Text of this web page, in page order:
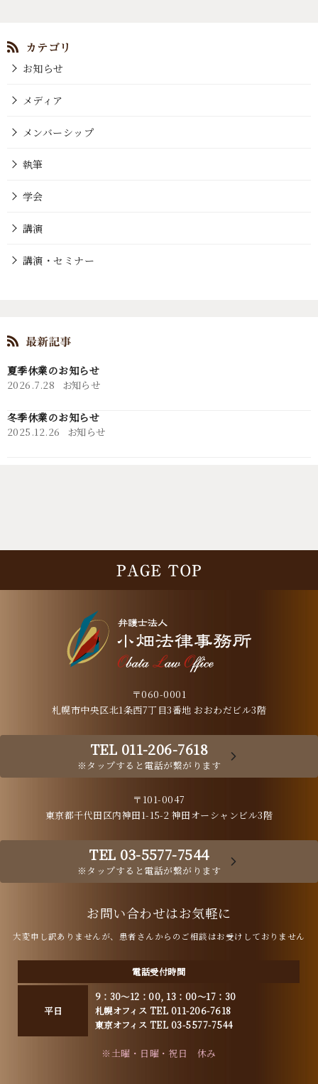
お知らせ
メディア
メンバーシップ
執筆
学会
講演
講演・セミナー
2026.7.28 お知らせ
夏季休業のお知らせ
2025.12.26 お知らせ
冬季休業のお知らせ
〒060-0001
札幌市中央区北1条西7丁目3番地 おおわだビル3階
TEL 011-206-7618
※タップすると電話が繋がります
〒101-0047
東京都千代田区内神田1-15-2 神田オーシャンビル3階
TEL 03-5577-7544
※タップすると電話が繋がります
お問い合わせはお気軽に
大変申し訳ありませんが、患者さんからのご相談はお受けしておりません
電話受付時間
平日
9：30～12：00, 13：00～17：30
札幌オフィス TEL 011-206-7618
東京オフィス TEL 03-5577-7544
※土曜・日曜・祝日 休み